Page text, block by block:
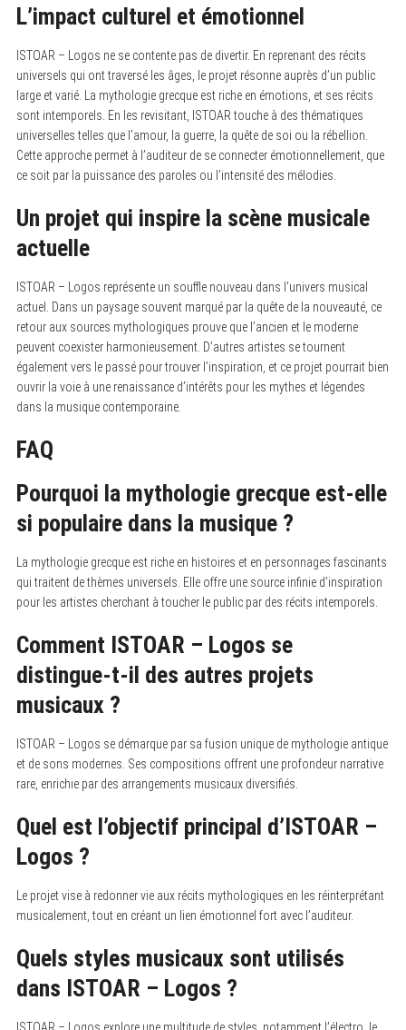
L’impact culturel et émotionnel
ISTOAR – Logos ne se contente pas de divertir. En reprenant des récits
universels qui ont traversé les âges, le projet résonne auprès d’un public
large et varié. La mythologie grecque est riche en émotions, et ses récits
sont intemporels. En les revisitant, ISTOAR touche à des thématiques
universelles telles que l’amour, la guerre, la quête de soi ou la rébellion.
Cette approche permet à l’auditeur de se connecter émotionnellement, que
ce soit par la puissance des paroles ou l’intensité des mélodies.
Un projet qui inspire la scène musicale
actuelle
ISTOAR – Logos représente un souffle nouveau dans l’univers musical
actuel. Dans un paysage souvent marqué par la quête de la nouveauté, ce
retour aux sources mythologiques prouve que l’ancien et le moderne
peuvent coexister harmonieusement. D’autres artistes se tournent
également vers le passé pour trouver l’inspiration, et ce projet pourrait bien
ouvrir la voie à une renaissance d’intérêts pour les mythes et légendes
dans la musique contemporaine.
FAQ
Pourquoi la mythologie grecque est-elle
si populaire dans la musique ?
La mythologie grecque est riche en histoires et en personnages fascinants
qui traitent de thèmes universels. Elle offre une source infinie d’inspiration
pour les artistes cherchant à toucher le public par des récits intemporels.
Comment ISTOAR – Logos se
distingue-t-il des autres projets
musicaux ?
ISTOAR – Logos se démarque par sa fusion unique de mythologie antique
et de sons modernes. Ses compositions offrent une profondeur narrative
rare, enrichie par des arrangements musicaux diversifiés.
Quel est l’objectif principal d’ISTOAR –
Logos ?
Le projet vise à redonner vie aux récits mythologiques en les réinterprétant
musicalement, tout en créant un lien émotionnel fort avec l’auditeur.
Quels styles musicaux sont utilisés
dans ISTOAR – Logos ?